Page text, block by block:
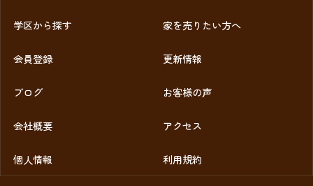
学区から探す 家を売りたい方へ
会員登録 更新情報
ブログ お客様の声
会社概要 アクセス
個人情報 利用規約